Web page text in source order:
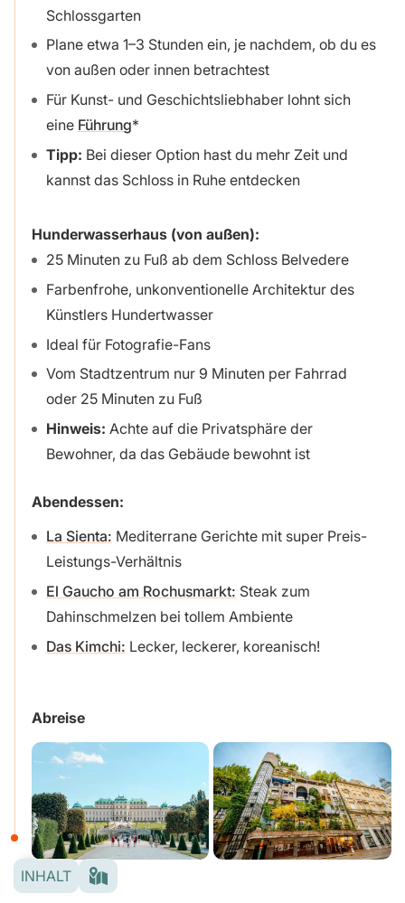
Schlossgarten
Plane etwa 1–3 Stunden ein, je nachdem, ob du es
von außen oder innen betrachtest
Für Kunst- und Geschichtsliebhaber lohnt sich
eine Führung
Tipp: Bei dieser Option hast du mehr Zeit und
kannst das Schloss in Ruhe entdecken
Hunderwasserhaus (von außen):
25 Minuten zu Fuß ab dem Schloss Belvedere
Farbenfrohe, unkonventionelle Architektur des
Künstlers Hundertwasser
Ideal für Fotografie-Fans
Vom Stadtzentrum nur 9 Minuten per Fahrrad
oder 25 Minuten zu Fuß
Hinweis: Achte auf die Privatsphäre der
Bewohner, da das Gebäude bewohnt ist
Abendessen:
La Sienta: Mediterrane Gerichte mit super Preis-
Leistungs-Verhältnis
El Gaucho am Rochusmarkt: Steak zum
Dahinschmelzen bei tollem Ambiente
Das Kimchi: Lecker, leckerer, koreanisch!
Abreise
INHALT